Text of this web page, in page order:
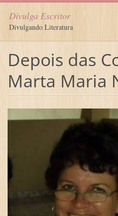
Divulga Escritor
Divulgando Literatura
Depois das
Marta Maria